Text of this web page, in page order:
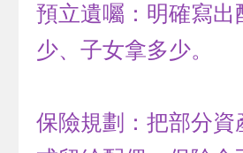
預立遺囑：明確寫出
少、子女拿多少。
保險規劃：把部分資